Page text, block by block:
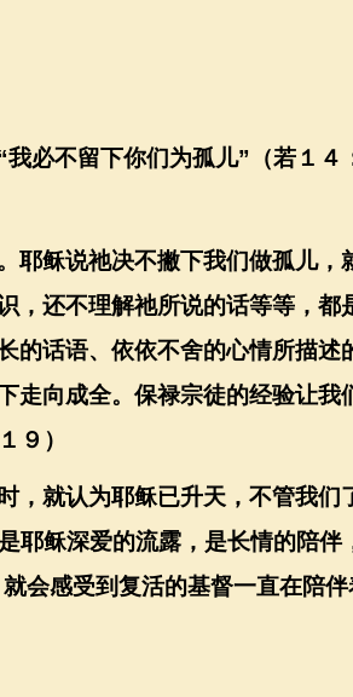
我必不留下你们为孤儿” （若１
稣说祂决不撇下我们做孤儿
还不理解祂所说的话等等，
话语、依依不舍的心情所描
向成全。保禄宗徒的经验让
９）
就认为耶稣已升天，不管我
耶稣深爱的流露，是长情的陪
会感受到复活的基督一直在陪